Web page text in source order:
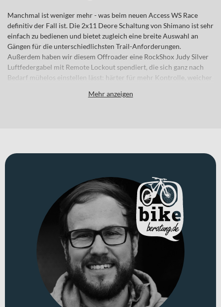
Manchmal ist weniger mehr - was beim neuen Access WS Race
definitiv der Fall ist. Die 2x11 Deore Schaltung von Shimano ist sehr
einfach zu bedienen und bietet zugleich eine breite Auswahl an
Gängen für die unterschiedlichsten Trail-Anforderungen.
Außerdem haben wir diesem Offroader eine RockShox Judy Silver
Luftfedergabel mit Remote Lockout spendiert, die sich ganz nach
Bedarf mühelos einstellen lässt: härter für mehr Kontrolle, weicher
von Kontrolle und Sicherheit sorgen die kräftig zupackenden
Mehr anzeigen